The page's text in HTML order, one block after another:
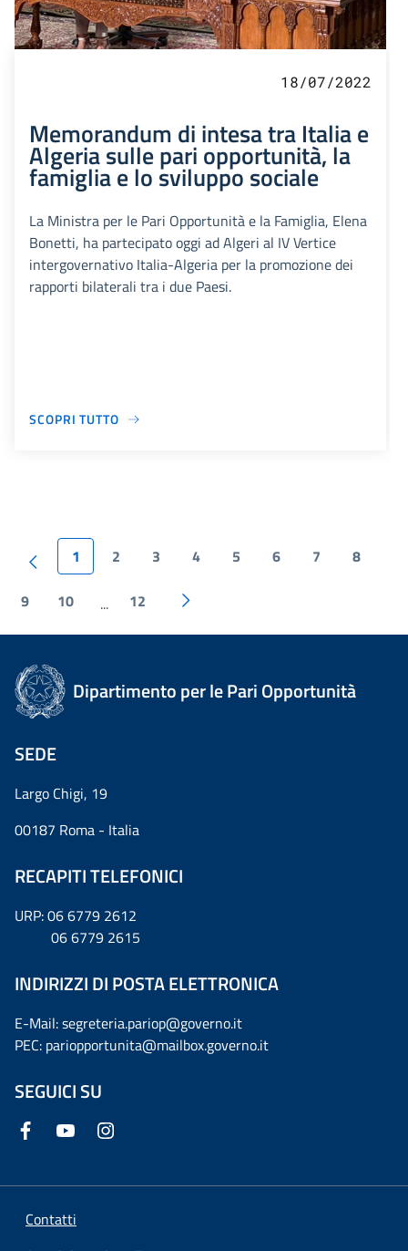
18/07/2022
Memorandum di intesa tra Italia e
Algeria sulle pari opportunità, la
famiglia e lo sviluppo sociale
La Ministra per le Pari Opportunità e la Famiglia, Elena
Bonetti, ha partecipato oggi ad Algeri al IV Vertice
intergovernativo Italia-Algeria per la promozione dei
rapporti bilaterali tra i due Paesi.
SCOPRI TUTTO
1 2 3 4 5 6 7 8
9 10 ... 12
Dipartimento per le Pari Opportunità
SEDE
Largo Chigi, 19
00187 Roma - Italia
RECAPITI TELEFONICI
URP: 06 6779 2612
06 6779 2615
INDIRIZZI DI POSTA ELETTRONICA
E-Mail: segreteria.pariop@governo.it
PEC: pariopportunita@mailbox.governo.it
SEGUICI SU
Contatti